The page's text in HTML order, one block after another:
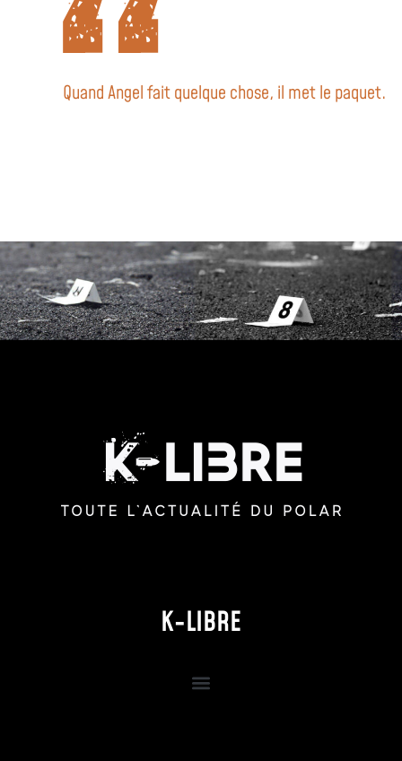
Quand Angel fait quelque chose, il met le paquet.
K-LIBRE